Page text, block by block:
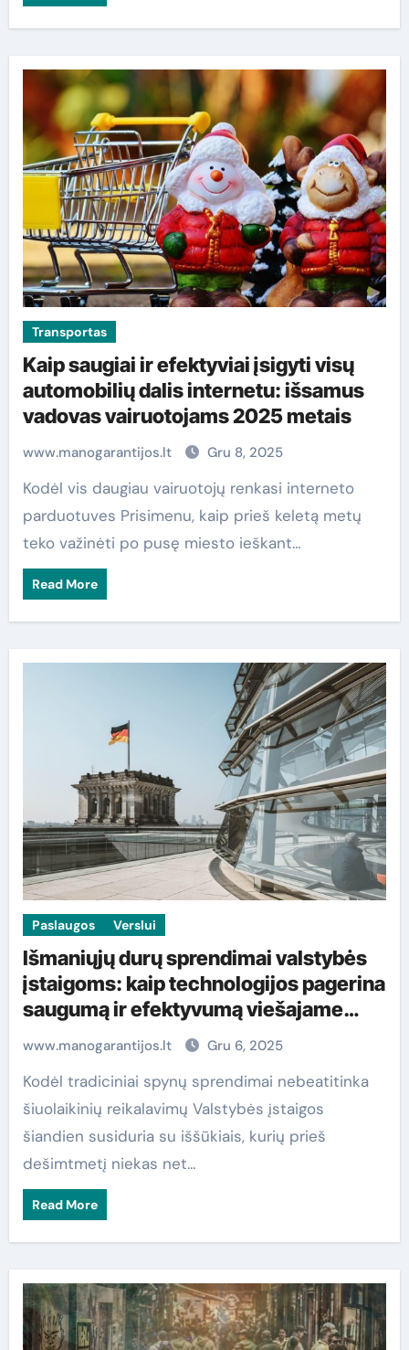
Transportas
Kaip saugiai ir efektyviai įsigyti visų
automobilių dalis internetu: išsamus
vadovas vairuotojams 2025 metais
www.manogarantijos.lt Gru 8, 2025
Kodėl vis daugiau vairuotojų renkasi interneto
parduotuves Prisimenu, kaip prieš keletą metų
teko važinėti po pusę miesto ieškant…
Read More
Paslaugos Verslui
Išmaniųjų durų sprendimai valstybės
įstaigoms: kaip technologijos pagerina
saugumą ir efektyvumą viešajame
www.manogarantijos.lt Gru 6, 2025
Kodėl tradiciniai spynų sprendimai nebeatitinka
šiuolaikinių reikalavimų Valstybės įstaigos
šiandien susiduria su iššūkiais, kurių prieš
dešimtmetį niekas net…
Read More